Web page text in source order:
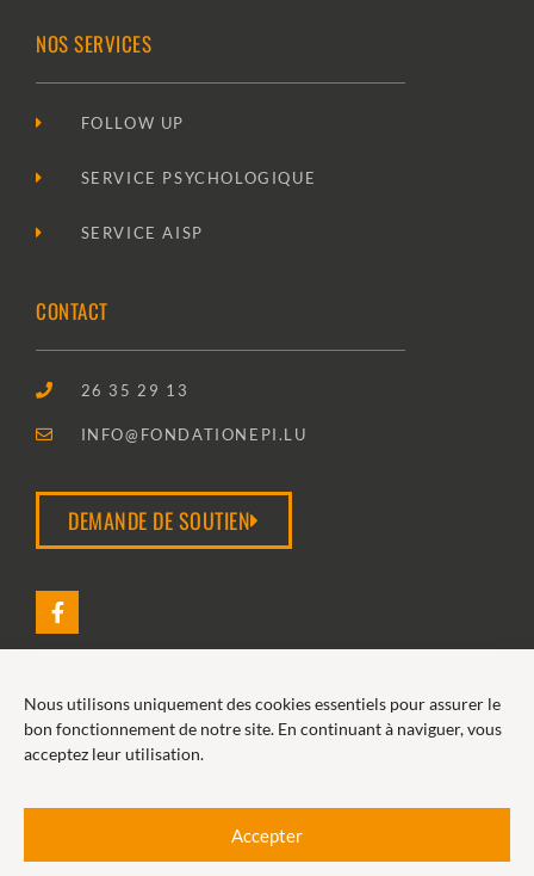
Nous utilisons uniquement des cookies essentiels pour assurer le
bon fonctionnement de notre site. En continuant à naviguer, vous
acceptez leur utilisation.
Accepter
NOS SERVICES
FOLLOW UP
SERVICE PSYCHOLOGIQUE
SERVICE AISP
CONTACT
26 35 29 13
INFO@FONDATIONEPI.LU
DEMANDE DE SOUTIEN
2026 FONDATION EPI
POLITIQUE DE CONFIDENTIALITÉ